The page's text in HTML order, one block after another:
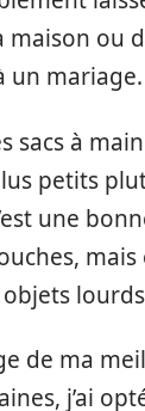
maison ou
un mariage.
sacs à
petits
une
mais
de ma
j’ai